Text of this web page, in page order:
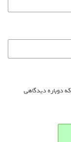
دوباره دیدگاهی